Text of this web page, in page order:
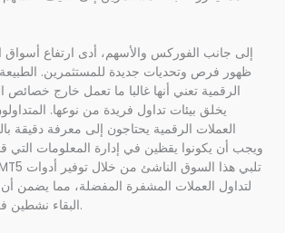
إلى جانب الفوركس والأسهم، أدى ارتفاع أسواق
ظهور فرص وتحديات جديدة للمستثمرين. الطبيعة
الرقمية تعني أنها غالبا ما تعمل خارج خصائص
يخلق بيئات تداول فريدة من نوعها.
العملات الرقمية يحتاجون إلى معرفة دقيقة
ويجب أن يكونوا يقظين في إدارة المعلومات التي
لتداول العملات المشفرة المفضلة، مما يضمن
البقاء نشطين في بيئة سريعة التغير.